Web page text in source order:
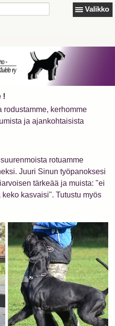
Valikko
!
rodustamme, kerhomme
ja ajankohtaisista
rotuamme
Juuri Sinun työpanoksesi
tärkeää ja muista: "ei
kasvaisi". Tutustu myös